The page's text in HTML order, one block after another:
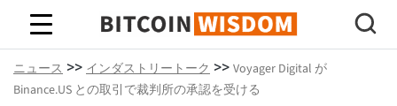
ビットコインの知恵
ニュース >> インダストリートーク >> Voyager Digital が
Binance.US との取引で裁判所の承認を受ける